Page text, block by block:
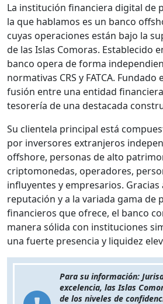
La institución financiera digital de
la que hablamos es un banco
cuyas operaciones están bajo la
de las Islas Comoras. Establecido
banco opera de forma
normativas CRS y FATCA. Fundado
fusión entre una entidad
tesorería de una destacada
Su clientela principal está
por inversores extranjeros
offshore, personas de alto
criptomonedas, operadores,
influyentes y empresarios. Gracias
reputación y a la variada gama de
financieros que ofrece, el banco
manera sólida con instituciones
una fuerte presencia y liquidez
Para su información:
excelencia, las Islas
de los niveles de